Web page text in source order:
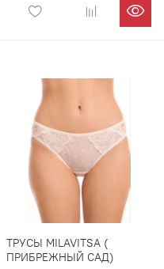
ТРУСЫ MILAVITSA (
ПРИБРЕЖНЫЙ САД)